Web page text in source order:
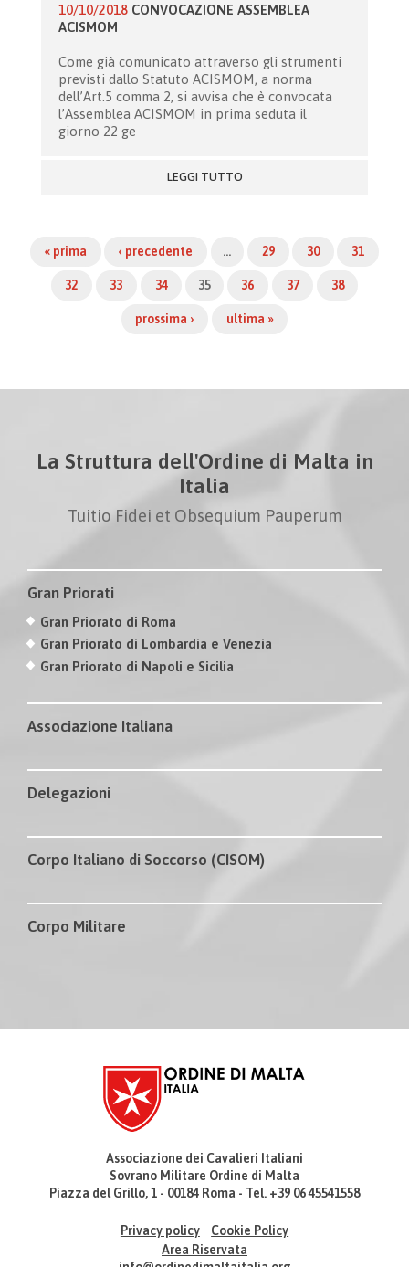
10/10/2018 CONVOCAZIONE ASSEMBLEA
ACISMOM
Come già comunicato attraverso gli strumenti
previsti dallo Statuto ACISMOM, a norma
dell’Art.5 comma 2, si avvisa che è convocata
l’Assemblea ACISMOM in prima seduta il
giorno 22 ge
LEGGI TUTTO
« prima ‹ precedente … 29 30 31
32 33 34 35 36 37 38
prossima › ultima »
La Struttura dell'Ordine di Malta in
Italia
Tuitio Fidei et Obsequium Pauperum
Gran Priorati
Gran Priorato di Roma
Gran Priorato di Lombardia e Venezia
Gran Priorato di Napoli e Sicilia
Associazione Italiana
Delegazioni
Corpo Italiano di Soccorso (CISOM)
Corpo Militare
Associazione dei Cavalieri Italiani
Sovrano Militare Ordine di Malta
Piazza del Grillo, 1 - 00184 Roma - Tel. +39 06 45541558
Privacy policy
Cookie Policy
Area Riservata